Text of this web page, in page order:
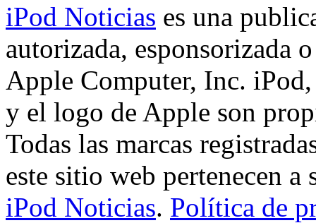
iPod Noticias es una
autorizada, esponsorizada
Apple Computer, Inc.
y el logo de Apple son
Todas las marcas
este sitio web pertenecen
iPod Noticias. Política de